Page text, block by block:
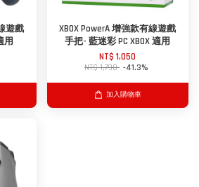
遊戲
用
XBOX PowerA 增強款有線遊戲
手把- 藍迷彩 PC XBOX 適用
NT$ 1,050
NT$ 1,790 -41.3%
加入購物車